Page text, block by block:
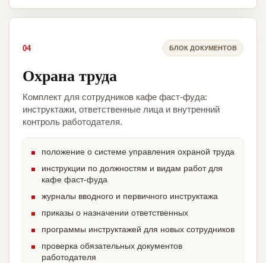
04 БЛОК ДОКУМЕНТОВ
Охрана труда
Комплект для сотрудников кафе фаст-фуда:
инструктажи, ответственные лица и внутренний
контроль работодателя.
положение о системе управления охраной труда
инструкции по должностям и видам работ для
кафе фаст-фуда
журналы вводного и первичного инструктажа
приказы о назначении ответственных
программы инструктажей для новых сотрудников
проверка обязательных документов
работодателя